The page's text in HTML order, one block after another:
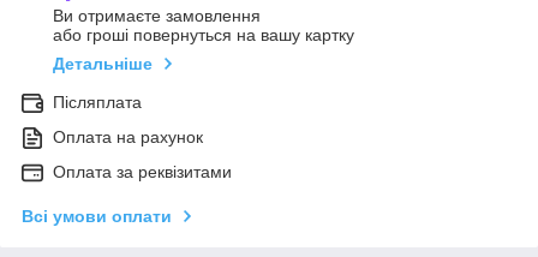
Ви отримаєте замовлення
або гроші повернуться на вашу картку
Детальніше
Післяплата
Оплата на рахунок
Оплата за реквізитами
Всі умови оплати